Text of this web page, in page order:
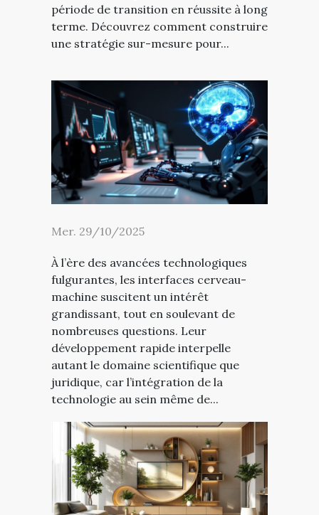
période de transition en réussite à long
terme. Découvrez comment construire
une stratégie sur-mesure pour...
Mer. 29/10/2025
À l’ère des avancées technologiques
fulgurantes, les interfaces cerveau-
machine suscitent un intérêt
grandissant, tout en soulevant de
nombreuses questions. Leur
développement rapide interpelle
autant le domaine scientifique que
juridique, car l’intégration de la
technologie au sein même de...